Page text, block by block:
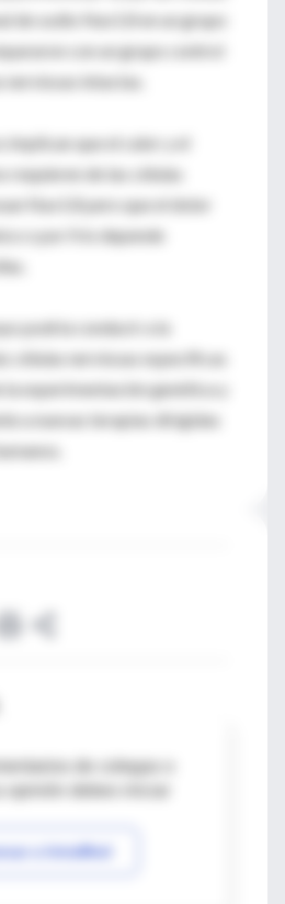
de sodio Nav1.8 en un grupo
con un grupo control
nerviosas intactas.
implican que el calor y el
requieren de las células
Nav1.8 pero que el dolor
o por frío depende
podría conducir a la
células nerviosas específicas
experimentación genética y
a nuevas terapias dirigidas
de colegas o
a IntraMed